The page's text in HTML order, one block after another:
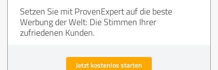
Setzen Sie mit ProvenExpert auf die beste
Werbung der Welt: Die Stimmen Ihrer
zufriedenen Kunden.
Jetzt kostenlos starten